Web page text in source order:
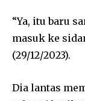
“Ya, itu baru
masuk ke
(29/12/2023).
Dia lantas